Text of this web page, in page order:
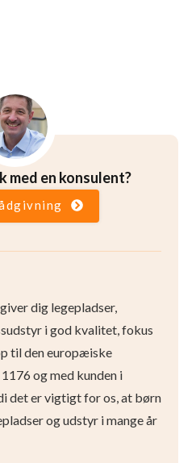
med en konsulent?
dig legepladser,
i god kvalitet, fokus
til den europæiske
og med kunden i
det er vigtigt for os, at børn
og udstyr i mange år